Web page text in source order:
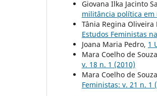
Giovana Ilka Jacinto
militância política
Tânia Regina Oliveira
Estudos Feministas
Joana Maria Pedro, 1
Mara Coelho de
v. 18 n. 1 (2010)
Mara Coelho de
Feministas: v. 21 n. 1